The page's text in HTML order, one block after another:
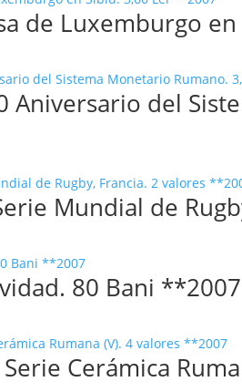
de Luxemburgo
Aniversario del
Mundial de
80 Bani **2007
Cerámica